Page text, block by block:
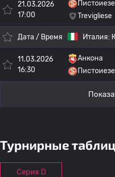
21.03.2026
17:00
Пистоиезе
Trevigliese
Дата / Время Италия:
11.03.2026
16:30
Анкона
Пистоиезе
Турнирные
Серия D